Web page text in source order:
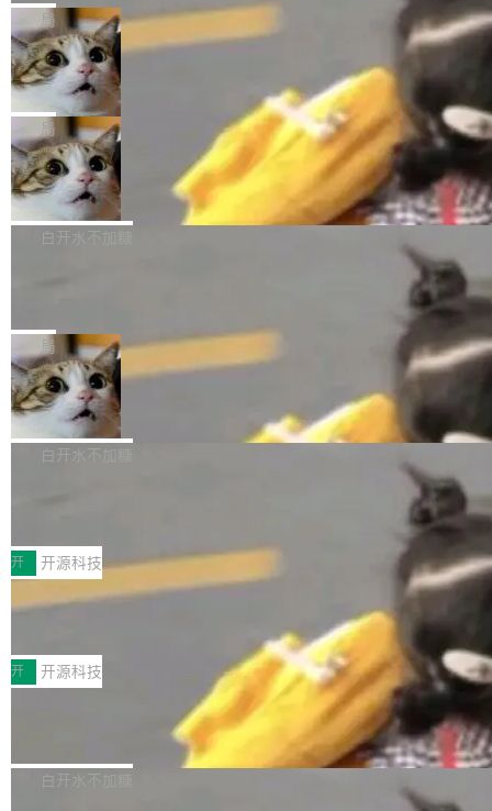
Harness 负责把能力落到真实环境中——调用工
具、读写文件、管理上下文、处理错误、完成闭
环。崔添翼招人的标...
理解、推理、生成与编辑，还仅以 8B-MoT 的轻
量大小，将能力推进到4K、更精细的真实质感、
更复杂的视觉控制和可持续迭代编辑。 相比 U
1，U1.5-Lite-Preview 在以下方向上带来了显著
提升： 原生支持4K图像生成； 更精细的局部纹
理、细节与真实世界质感； 更准确的中英文文字
生成与复杂版式组织； 更稳定的图...
nap。这次是 hwctl——一个用来检查 Ubuntu
硬件认证状态的命令行工具。 Canonical 工程师
Alan Griffiths 在邮件列表中说得很直白：「hwc
tl 是一个 Ubuntu 专有的包，它和它的依赖项都
是 Ubuntu 专有的，不会用在其他发行版上。」
所以 deb 版本的受众实际上为零。既然只有 Ub
untu 用户在用，那用 snap 打包就没什么可纠结
的。 从 deb 到 snap 的迁移路径 hwctl 是 rust-
hwlib 硬件 API 库的一部分，命令行工具负责查
局
Dario Amodei 担心新人来 Anthropic
只为金钱，不为使命
顶级 AI 研究员在两家公司之间来回跳，中间只
隔了几天。 Lilian Weng 上周刚宣布因健康原因
离开 Thinking Machines Lab，说自己作为联合
创始人的角色「太累了」。几天后，The Inform
ation 就曝出她将重回 OpenAI，负责递归自我
改进方向的研究。她是 Thinking Machines 过
一在人才争夺战中失血的公司。六月，Google
连失两员大将：Noam Shazeer 去了 Op...
局
FFmpeg 9.0 发布
FFmpeg 9.0 现已发布，包含多项改进。官方更
新日志列出的 9.0 版本主要更新内容如下： 扩
er HE-AAC 960 解码 (DAB+) transpose_cuda
filter 添加 AMF Frame Rate Converter (vf_frc
_amf) filter SMPTE 2094-50 元数据支持和直
通 ProRes RAW VideoToolbox 硬件加速器 AP
V ...
白开水不加糖
Code 在 X 上发帖：「DeepSeek Flash did 8T
tokens on August 1st. 5T of free usage + 3T
on OpenCode Go.」79.8 万次浏览，连带着 #
DeepSeek一天消耗了8万亿# 上了微博热搜——
注意这是 OpenCode 一家的消耗。 OpenCode
不完。」5T 来自免费额度，3T 来自 Go...
局
NetBSD 11.0 正式发布
NetBSD 11.0 现已正式发布，这是 NetBSD 操
作系统的第十八个主要版本。 自 NetBSD 10.1
ve JH71XX 的设备，例如 VisionFive 2、PINE
64 STAR64，以及 QEMU。 增强了对 POSIX.1
-2024 和 C23 编程接口标准的兼容性。 compat
_linux(8) 增强了对 Linux 系统调用的支持，包
括 epoll（围绕 kqueue 实现）、POSIX 消息队
列、...
白开水不加糖
案
享会在上海举办。鸿蒙生态的全场景智慧营销平
台鲸鸿动能协同华为游戏中心，面向游戏行业开
发者及生态伙伴，系统呈现了平台在游戏领域的
完整能力版图——从IAP高价值用户的全周期经
营、到IAA游戏的“买变一体”正循环、再到联运与
广告协同的全链路经营闭环，以及面向全球市场
的出海增长布局。 华为终端云业务商业化销售负
责人在开场致辞中表示，游戏开发者的核心诉求
已不再是“多一个投放渠道”，而是一套能够持续
开 开源科技
技嘉X3D系列再添新成员 B850 AORU
面向AMD Ryzen X3D处理器玩家，技嘉X3D系
列主板阵容迎来新成员——B850 AORUS ELITE
X3D。作为面向主流高性能平台打造的全新主板
产品，B850 AORUS ELITE X3D延续技嘉在X3
D平台优化上的技术积累，旨在为游戏玩家带来
更稳定、更高效的装机选择。 B850 AORUS ELI
开 开源科技
Zadig v5.0 发布：AI 发布专员与 AI 审
我们团队这几天最大的卡点不是 AI 写得不够
好，是 AI 写得太好了。 好到审查排期从两天的
白开水不加糖